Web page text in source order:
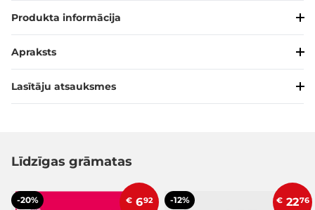
Produkta informācija
Apraksts
Lasītāju atsauksmes
Līdzīgas grāmatas
-20% € 692 -12% € 2276